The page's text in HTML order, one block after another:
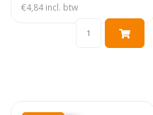
€4,84 incl. btw